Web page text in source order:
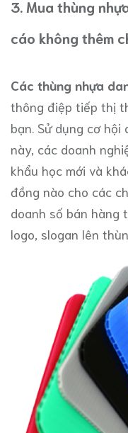
3. Mua thùng
cáo không thêm
Các thùng nhựa
thông điệp tiếp thị
bạn. Sử dụng cơ
này, các doanh
khẩu học mới và
đồng nào cho các
doanh số bán hàng
logo, slogan lên